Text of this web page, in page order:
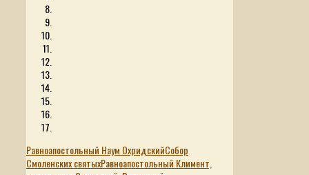
Равноапостольный Наум ОхридскийСобор
Смоленских святыхРавноапостольный Климент,